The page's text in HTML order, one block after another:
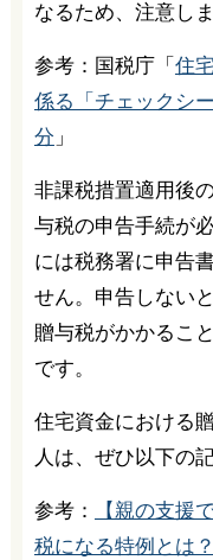
なるため、注意し
参考：国税庁「 住
係る「チェックシ
分 」
非課税措置適用後
与税の申告手続が
には税務署に申告
せん。申告しない
贈与税がかかるこ
です。
住宅資金における
人は、ぜひ以下の
参考：
【親の支援
税になる特例とは？